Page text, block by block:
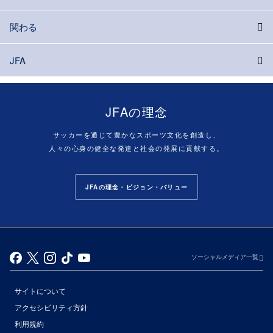
関わる
JFA
JFAの理念
サッカーを通じて豊かなスポーツ文化を創造し、
人々の心身の健全な発達と社会の発展に貢献する。
JFAの理念・ビジョン・バリュー
ソーシャルメディア一覧
サイトについて
アクセシビリティ方針
利用規約